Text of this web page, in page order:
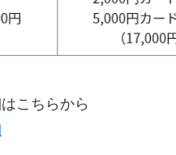
こちらから